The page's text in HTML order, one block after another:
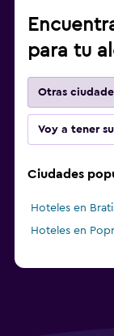
para tu
Otras
Voy a tener
Ciudades
Hoteles en
Hoteles en